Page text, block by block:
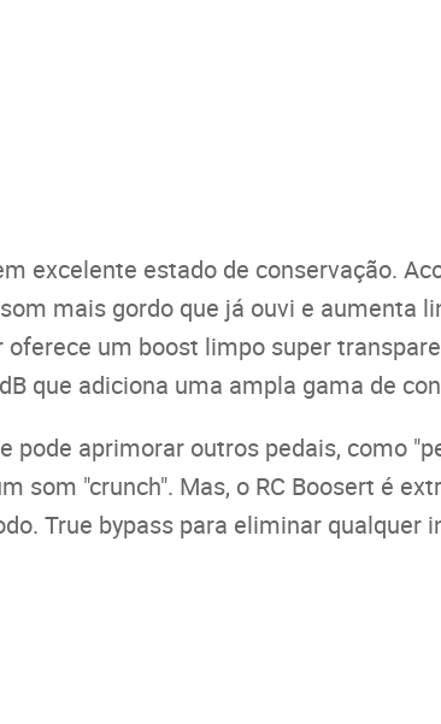
excelente estado de conservação.
mais gordo que já ouvi e aumenta
oferece um boost limpo super
que adiciona uma ampla gama de
pode aprimorar outros pedais, como
som "crunch". Mas, o RC Boosert é
True bypass para eliminar qualquer